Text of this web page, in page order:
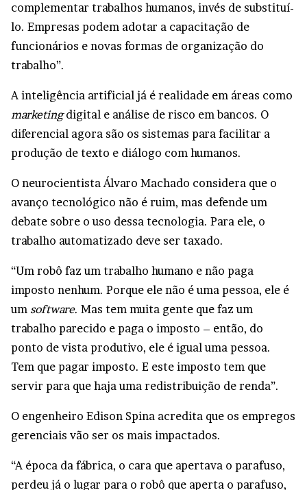
complementar trabalhos humanos, invés de substituí-
lo. Empresas podem adotar a capacitação de
funcionários e novas formas de organização do
trabalho”.
A inteligência artificial já é realidade em áreas como
marketingdigital e análise de risco em bancos. O
diferencial agora são os sistemas para facilitar a
produção de texto e diálogo com humanos.
O neurocientista Álvaro Machado considera que o
avanço tecnológico não é ruim, mas defende um
debate sobre o uso dessa tecnologia. Para ele, o
trabalho automatizado deve ser taxado.
“Um robô faz um trabalho humano e não paga
imposto nenhum. Porque ele não é uma pessoa, ele é
um software. Mas tem muita gente que faz um
trabalho parecido e paga o imposto – então, do
ponto de vista produtivo, ele é igual uma pessoa.
Tem que pagar imposto. E este imposto tem que
servir para que haja uma redistribuição de renda”.
O engenheiro Edison Spina acredita que os empregos
gerenciais vão ser os mais impactados.
“A época da fábrica, o cara que apertava o parafuso,
perdeu já o lugar para o robô que aperta o parafuso,